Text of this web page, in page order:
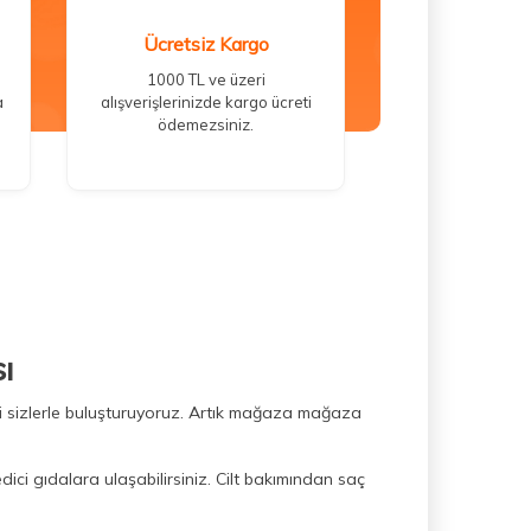
Ücretsiz Kargo
1000 TL ve üzeri
alışverişlerinizde kargo ücreti
ödemezsiniz.
sizlerle buluşturuyoruz. Artık mağaza mağaza
gıdalara ulaşabilirsiniz. Cilt bakımından saç